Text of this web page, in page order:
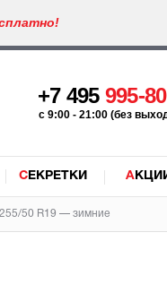
+7 495 995-
c 9:00 - 21:00 (без
СЕКРЕТКИ
255/50 R19 — зимние